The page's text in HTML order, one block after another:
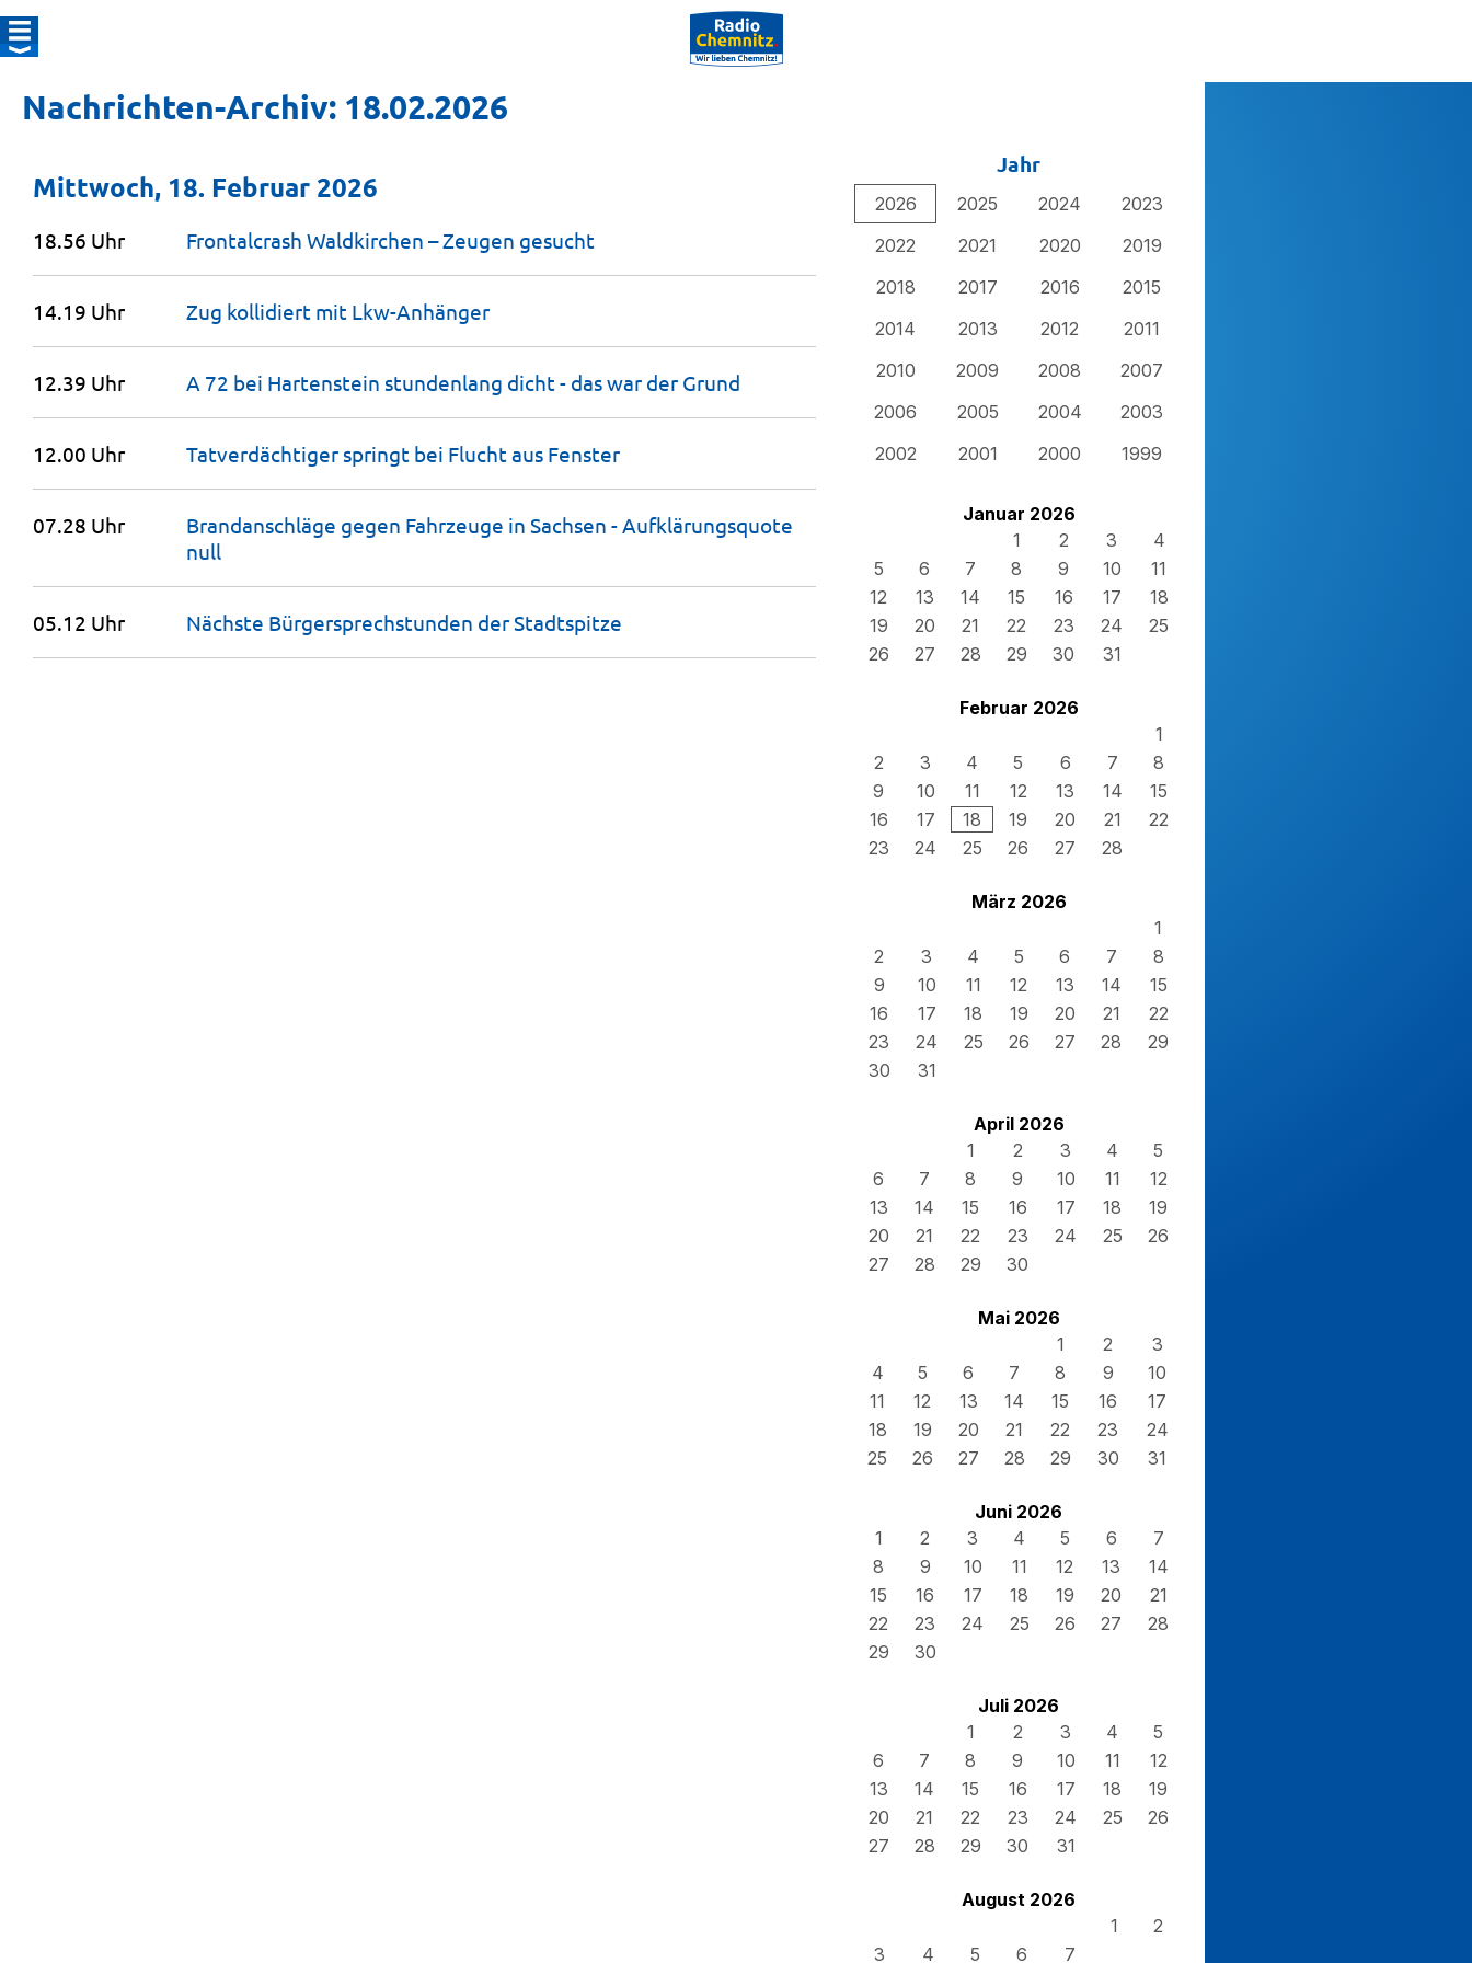
Nachrichten-Archiv: 18.02.2026
Jahr
2026 2025 2024
2023
2022
2021 2020
2019
2018
2017 2016
2015
2014
2013 2012
2011
2010
2009 2008
2007
2006
2005 2004
2003
2002
2001 2000 1999
Januar 2026
1
2 3
4
5
6 7 8 9 10
11
12
13 14 15 16 17
18
19
20 21 22 23 24
25
26
27 28 29 30 31
Februar 2026
1
2
3 4 5 6 7
8
9
10 11 12 13 14
15
16
17 18 19 20 21
22
23
24 25 26 27 28
März 2026
1
2
3 4 5 6 7
8
9
10 11 12 13 14
15
16
17 18 19 20 21
22
23
24 25 26 27 28
29
30
31
April 2026
1
2 3 4
5
6
7 8 9 10 11
12
13
14 15 16 17 18
19
20
21 22 23 24 25
26
27
28 29 30
Mai 2026
1
2
3
4
5 6 7 8 9
10
11
12 13 14 15 16
17
18
19 20 21 22 23
24
25
26 27 28 29 30 31
Juni 2026
1
2 3 4 5 6
7
8
9 10 11 12 13
14
15
16 17 18 19 20
21
22
23 24 25 26 27
28
29
30
Juli 2026
1
2 3 4
5
6
7 8 9 10 11
12
13
14 15 16 17 18
19
20
21 22 23 24 25
26
27
28 29 30 31
August 2026
1
2
3
4 5 6 7
Mittwoch, 18. Februar 2026
18.56 Uhr Frontalcrash Waldkirchen – Zeugen gesucht
14.19 Uhr Zug kollidiert mit Lkw-Anhänger
12.39 Uhr A 72 bei Hartenstein stundenlang dicht - das war der Grund
12.00 Uhr Tatverdächtiger springt bei Flucht aus Fenster
07.28 Uhr
Brandanschläge gegen Fahrzeuge in Sachsen - Aufklärungsquote
null
05.12 Uhr Nächste Bürgersprechstunden derStadtspitze